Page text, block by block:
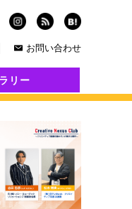
お問い合わせ
リー